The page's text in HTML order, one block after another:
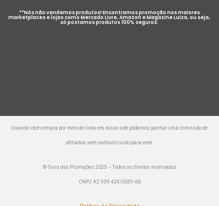
**Nós não vendemos produtos! Encontramos promoção nos maiores
marketplaces e lojas como Mercado Livre, Amazon e Magazine Luiza, ou seja,
só postamos produtos 100% seguros.
Quando você compra por meio de links em nosso site podemos ganhar uma comissão de
afiliados sem nenhum custo para você.
© Guru das Promoções 2025 – Todos os direitos reservados
CNPJ: 42.939.424/0001-66